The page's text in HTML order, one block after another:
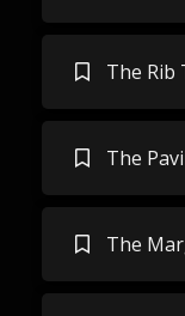
The Rib
The
The